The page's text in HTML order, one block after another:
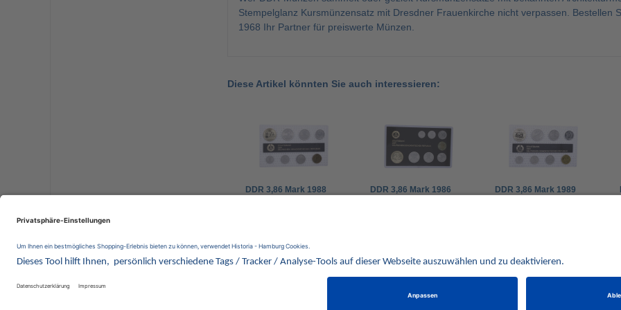
Stempelglanz Kursmünzensatz mit Dresdner Frauenkirche nicht verpassen. Bestellen
1968 Ihr Partner für preiswerte Münzen.
Diese Artikel könnten Sie auch interessieren:
DDR 3,86 Mark 1988
DDR 3,86 Mark 1986
DDR 3,86 Mark 1989
Wir behalten uns vor, für ausgewählte Münzen die Differenzbesteuerung gemäß § 25a UStG
Münzen von HISTORIA Münzhandelsgesellschaft mbH